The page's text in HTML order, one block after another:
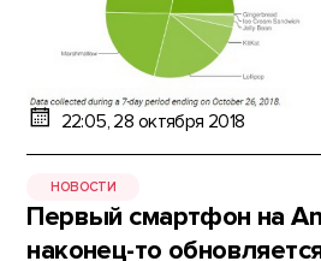
22:05, 28 октября 2018
НОВОСТИ
Первый смартфон на
наконец-то